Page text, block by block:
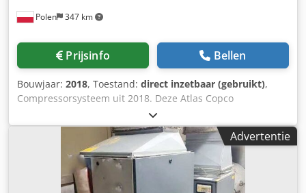
Polen 347 km
Prijsinfo Bellen
Bouwjaar: 2018, Toestand: direct inzetbaar (gebruikt),
Compressorsysteem uit 2018. Deze Atlas Copco
GA15VSD+FF heeft een motorvermogen van 15 kW en werkt
bij een druk van 12,75 bar. Het systeem is voorzien van
een tank van 1.000 liter, waardoor het geschikt is voor
diverse toepassingen. Als u op zoek bent naar
hoogwaardige persluchtcapaciteit, overweeg dan de Atlas
Copco GA15VSD+FF die wij te koop aanbieden. Neem
Advertentie